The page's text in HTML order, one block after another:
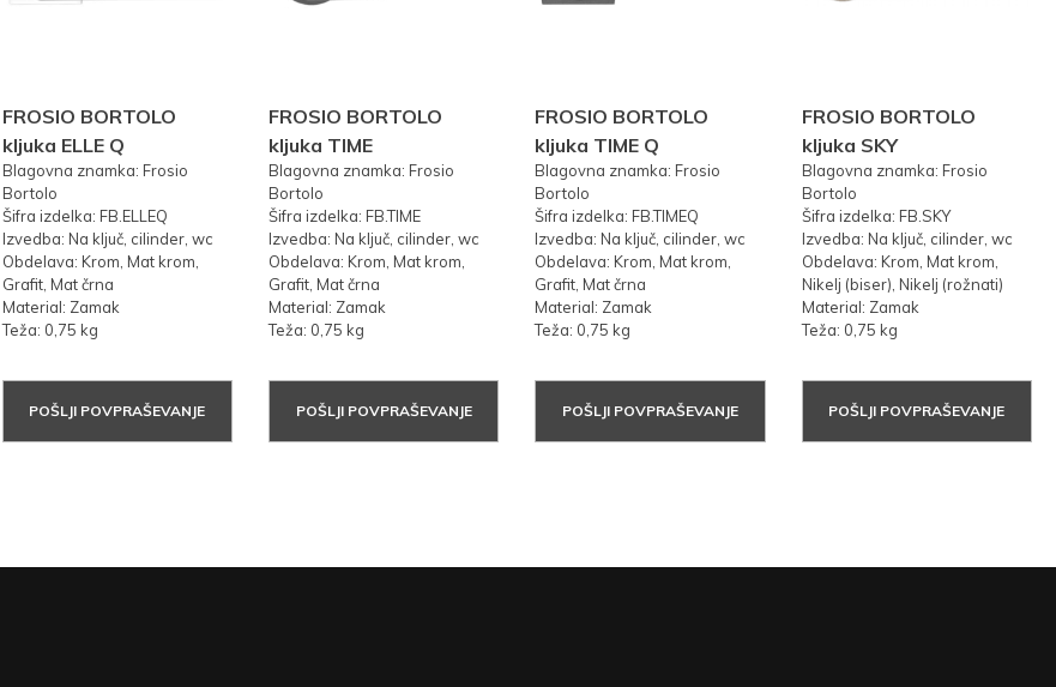
FROSIO BORTOLO
kljuka ELLE Q
Blagovna znamka: Frosio
Bortolo
Šifra izdelka: FB.ELLEQ
Izvedba: Na ključ, cilinder, wc
Obdelava: Krom, Mat krom,
Grafit, Mat črna
Material: Zamak
Teža: 0,75 kg
POŠLJI POVPRAŠEVANJE
FROSIO BORTOLO
kljuka TIME
Blagovna znamka: Frosio
Bortolo
Šifra izdelka: FB.TIME
Izvedba: Na ključ, cilinder, wc
Obdelava: Krom, Mat krom,
Grafit, Mat črna
Material: Zamak
Teža: 0,75 kg
POŠLJI POVPRAŠEVANJE
FROSIO BORTOLO
kljuka TIME Q
Blagovna znamka: Frosio
Bortolo
Šifra izdelka: FB.TIMEQ
Izvedba: Na ključ, cilinder, wc
Obdelava: Krom, Mat krom,
Grafit, Mat črna
Material: Zamak
Teža: 0,75 kg
POŠLJI POVPRAŠEVANJE
FROSIO BORTOLO
kljuka SKY
Blagovna znamka: Frosio
Bortolo
Šifra izdelka: FB.SKY
Izvedba: Na ključ, cilinder, wc
Obdelava: Krom, Mat krom,
Nikelj (biser), Nikelj (rožnati)
Material: Zamak
Teža: 0,75 kg
POŠLJI POVPRAŠEVANJE